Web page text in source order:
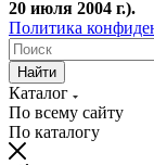
20 июля 2004 г.).
Политика
Найти
Каталог
По всему сайту
По каталогу